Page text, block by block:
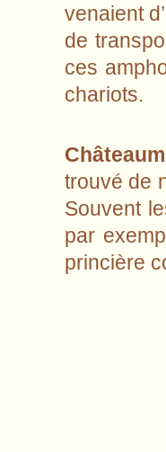
venaient d’
de
ces
chariots.
trouvé de
Souvent
par
princière